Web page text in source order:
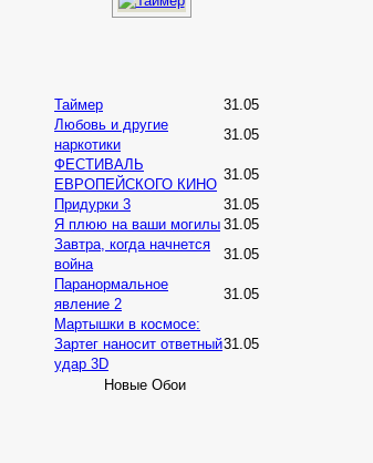
Таймер
31.05
Любовь и другие
наркотики
31.05
ФЕСТИВАЛЬ
ЕВРОПЕЙСКОГО КИНО
31.05
Придурки 3
31.05
Я плюю на ваши могилы 31.05
Завтра, когда начнется
война
31.05
Паранормальное
явление 2
31.05
Мартышки в космосе:
Зартег наносит ответный
удар 3D
31.05
Новые Обои